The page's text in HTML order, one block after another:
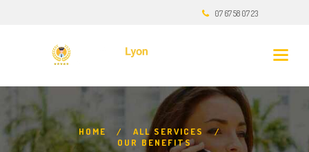
07 67 58 07 23
HOME
ALL SERVICES
OUR BENEFITS